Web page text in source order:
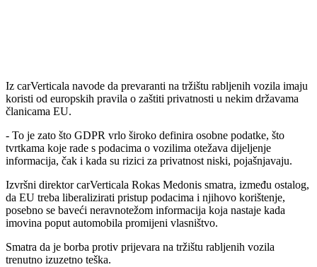
Iz carVerticala navode da prevaranti na tržištu rabljenih vozila imaju
koristi od europskih pravila o zaštiti privatnosti u nekim državama
članicama EU.
- To je zato što GDPR vrlo široko definira osobne podatke, što
tvrtkama koje rade s podacima o vozilima otežava dijeljenje
informacija, čak i kada su rizici za privatnost niski, pojašnjavaju.
Izvršni direktor carVerticala Rokas Medonis smatra, između ostalog,
da EU treba liberalizirati pristup podacima i njihovo korištenje,
posebno se baveći neravnotežom informacija koja nastaje kada
imovina poput automobila promijeni vlasništvo.
Smatra da je borba protiv prijevara na tržištu rabljenih vozila
trenutno izuzetno teška.